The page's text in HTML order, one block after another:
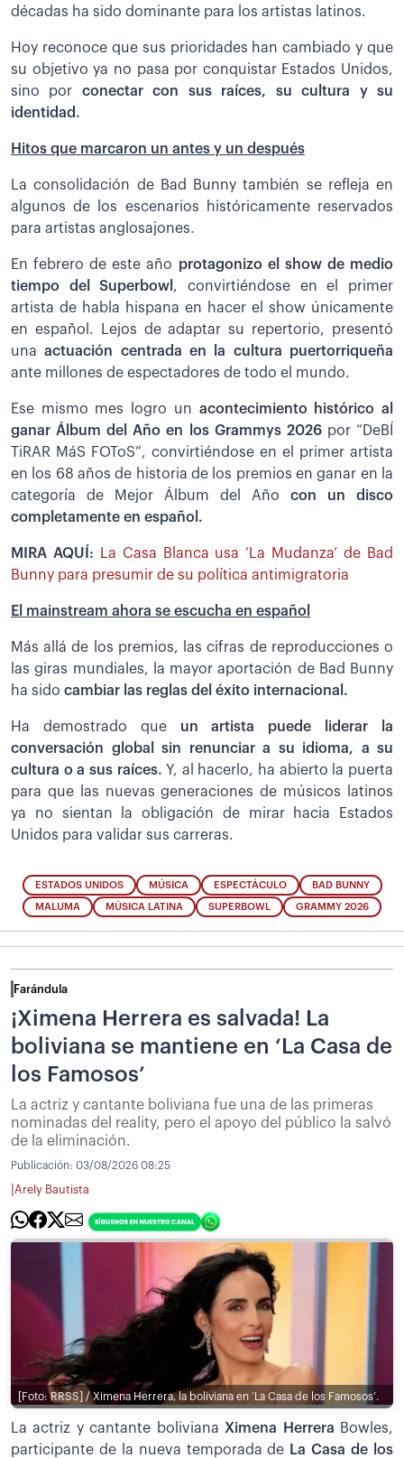
décadas ha sido dominante para los artistas latinos.
Hoy reconoce que sus prioridades han cambiado y que
su objetivo ya no pasa por conquistar Estados Unidos,
sino por conectar con sus raíces, su cultura y su
identidad.
Hitos que marcaron un antes y un después
La consolidación de Bad Bunny también se refleja en
algunos de los escenarios históricamente reservados
para artistas anglosajones.
En febrero de este año protagonizo el show de medio
tiempo del Superbowl , convirtiéndose en el primer
artista de habla hispana en hacer el show únicamente
en español. Lejos de adaptar su repertorio, presentó
unaactuación centrada en la cultura puertorriqueña
ante millones de espectadores de todo el mundo.
Ese mismo mes logro un acontecimiento histórico al
ganar Álbum del Año en los Grammys 2026por “DeBÍ
TiRAR MáS FOToS”, convirtiéndose en el primer artista
en los 68 años de historia de los premios en ganar en la
categoría de Mejor Álbum del Año con un disco
completamente en español.
MIRA AQUÍ:
La Casa Blanca usa ‘La Mudanza’ de Bad
Bunny para presumir de su política antimigratoria
El mainstream ahora se escucha en español
Más allá de los premios, las cifras de reproducciones o
las giras mundiales, la mayor aportación de Bad Bunny
ha sido cambiar las reglas del éxito internacional.
Ha demostrado que un artista puede liderar la
conversación global sin renunciar a su idioma, a su
cultura o a sus raíces. Y, al hacerlo, ha abierto la puerta
para que las nuevas generaciones de músicos latinos
ya no sientan la obligación de mirar hacia Estados
Unidos para validar sus carreras.
ESTADOS UNIDOS MÚSICA ESPECTÁCULO BAD BUNNY
MALUMA MÚSICA LATINA SUPERBOWL GRAMMY 2026
Farándula
¡Ximena Herrera es salvada! La
boliviana se mantiene en ‘La Casa de
los Famosos’
La actriz y cantante boliviana fue una de las primeras
nominadas del reality, pero el apoyo del público la salvó
de la eliminación.
Publicación: 03/08/2026 08:25
Arely Bautista
[Foto: RRSS] / Ximena Herrera, la boliviana en ‘La Casa de los Famosos’.
La actriz y cantante boliviana Ximena Herrera Bowles,
participante de la nueva temporada de La Casa de los